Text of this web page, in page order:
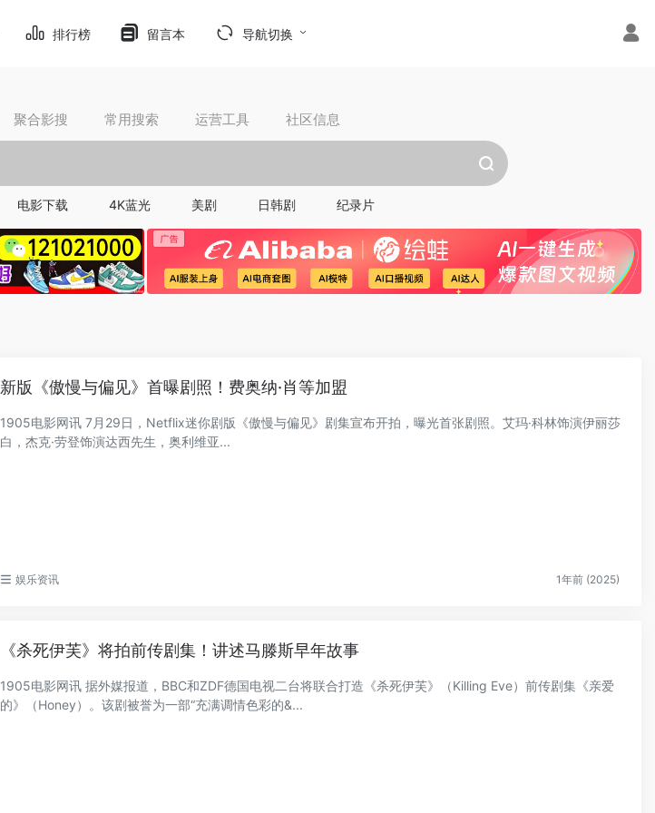
排行榜 留言本 导航切换
聚合影搜 常用搜索 运营工具 社区信息
电影下载 4K蓝光 美剧 日韩剧 纪录片
新版《傲慢与偏见》首曝剧照！费奥纳·肖等加盟
1905电影网讯 7月29日，Netflix迷你剧版《傲慢与偏见》剧集宣布开拍，曝光首张剧照。艾玛·科林饰演伊丽莎
白，杰克·劳登饰演达西先生，奥利维亚...
娱乐资讯 1年前 (2025)
《杀死伊芙》将拍前传剧集！讲述马滕斯早年故事
1905电影网讯 据外媒报道，BBC和ZDF德国电视二台将联合打造《杀死伊芙》（Killing Eve）前传剧集《亲爱
的》（Honey）。该剧被誉为一部“充满调情色彩的&...